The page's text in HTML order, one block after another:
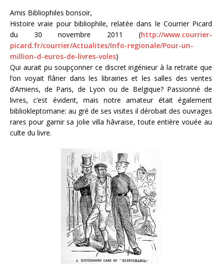
Amis Bibliophiles bonsoir,
Histoire vraie pour bibliophile, relatée dans le Courrier Picard
du 30 novembre 2011 (http://www.courrier-
picard.fr/courrier/Actualites/Info-regionale/Pour-un-
million-d-euros-de-livres-voles)
Qui aurait pu soupçonner ce discret ingénieur à la retraite que
l’on voyait flâner dans les librairies et les salles des ventes
d’Amiens, de Paris, de Lyon ou de Belgique? Passionné de
livres, c’est évident, mais notre amateur était également
bibliokleptomane: au gré de ses visites il dérobait des ouvrages
rares pour garnir sa jolie villa hâvraise, toute entière vouée au
culte du livre.